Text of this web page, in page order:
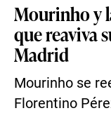
Mourinho y
que reaviva
Madrid
Mourinho se
Florentino